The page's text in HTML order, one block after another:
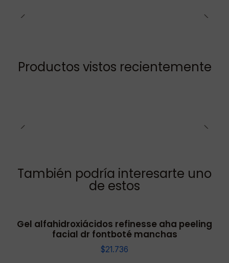
Productos vistos recientemente
También podría interesarte uno
de estos
Gel alfahidroxiácidos refinesse aha peeling
facial dr fontboté manchas
$21.736